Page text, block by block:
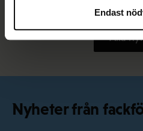
Endast
Alla
Nyheter från